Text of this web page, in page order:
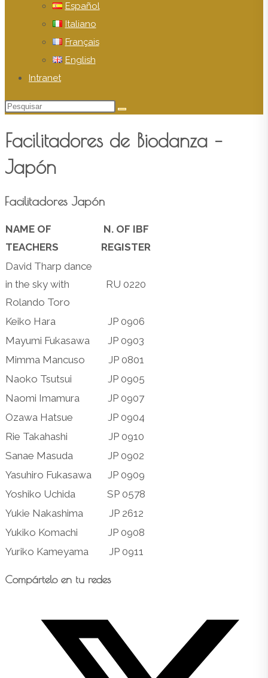
Español
Italiano
Français
English
Intranet
Pesquisar
site
Facilitadores de Biodanza –
Japón
Facilitadores Japón
NAME OF
TEACHERS
N. OF IBF
REGISTER
David Tharp dance
in the sky with
Rolando Toro
RU 0220
Keiko Hara
JP 0906
Mayumi Fukasawa
JP 0903
Mimma Mancuso
JP 0801
Naoko Tsutsui
JP 0905
Naomi Imamura
JP 0907
Ozawa Hatsue
JP 0904
Rie Takahashi
JP 0910
Sanae Masuda
JP 0902
Yasuhiro Fukasawa
JP 0909
Yoshiko Uchida
SP 0578
Yukie Nakashima
JP 2612
Yukiko Komachi
JP 0908
Yuriko Kameyama
JP 0911
Compártelo en tu redesCompartilhar
em